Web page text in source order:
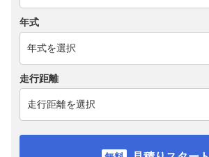
年式
走行距離